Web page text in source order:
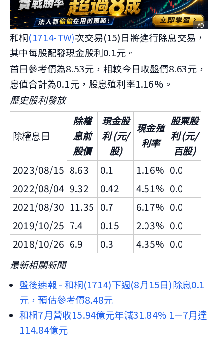
AD
和桐(1714-TW)次交易(15)日將進行除息交易，
其中每股配發現金股利0.1元。
首日參考價為8.53元，相較今日收盤價8.63元，
息值合計為0.1元，股息殖利率1.16%。
歷史股利發放
除權息日
除權
息前
股價
現金股
利 (元/
股)
現金殖
利率
股票股
利 (元/
百股)
2023/08/15 8.63 0.1 1.16% 0.0
2022/08/04 9.32 0.42 4.51% 0.0
2021/08/30 11.35 0.7 6.17% 0.0
2019/10/25 7.4 0.15 2.03% 0.0
2018/10/26 6.9 0.3 4.35% 0.0
最新相關新聞
盤後速報 - 和桐(1714)下週(8月15日)除息0.1
元，預估參考價8.48元
和桐7月營收15.94億元年減31.84% 1—7月達
114.84億元